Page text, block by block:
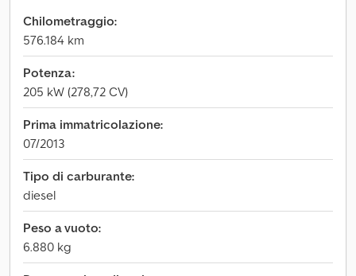
Chilometraggio:
576.184 km
Potenza:
205 kW (278,72 CV)
Prima immatricolazione:
07/2013
Tipo di carburante:
diesel
Peso a vuoto:
6.880 kg